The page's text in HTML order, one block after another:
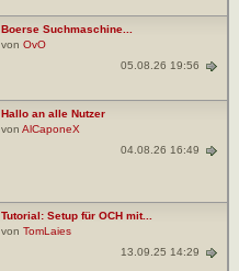
Boerse Suchmaschine...
von OvO
05.08.26 19:56
Hallo an alle Nutzer
von AlCaponeX
04.08.26 16:49
Tutorial: Setup für OCH mit...
von TomLaies
13.09.25 14:29